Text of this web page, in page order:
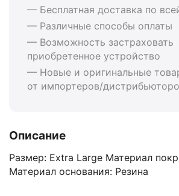
— Бесплатная доставка по
— Различные способы оплаты
— Возможность застраховать
приобретенное устройство
— Новые и оригинальные
от импортеров/
Описание
Размер: Extra Large Материал
Материал основания: Резина